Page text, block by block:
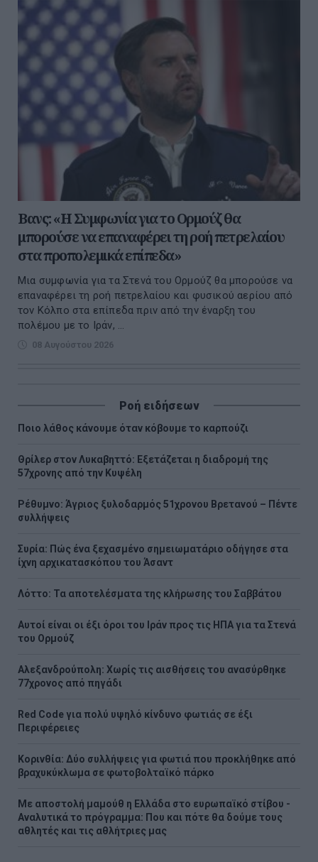
Βανς: «Η Συμφωνία για το Ορμούζ θα
μπορούσε να επαναφέρει τη ροή πετρελαίου
στα προπολεμικά επίπεδα»
Μια συμφωνία για τα Στενά του Ορμούζ θα μπορούσε να
επαναφέρει τη ροή πετρελαίου και φυσικού αερίου από
τον Κόλπο στα επίπεδα πριν από την έναρξη του
πολέμου με το Ιράν, ...
08 Αυγούστου 2026
Ροή ειδήσεων
Ποιο λάθος κάνουμε όταν κόβουμε το καρπούζι
Θρίλερ στον Λυκαβηττό: Εξετάζεται η διαδρομή της
57χρονης από την Κυψέλη
Ρέθυμνο: Άγριος ξυλοδαρμός 51χρονου Βρετανού – Πέντε
συλλήψεις
Συρία: Πώς ένα ξεχασμένο σημειωματάριο οδήγησε στα
ίχνη αρχικατασκόπου του Άσαντ
Λόττο: Τα αποτελέσματα της κλήρωσης του Σαββάτου
Αυτοί είναι οι έξι όροι του Ιράν προς τις ΗΠΑ για τα Στενά
του Ορμούζ
Αλεξανδρούπολη: Χωρίς τις αισθήσεις του ανασύρθηκε
77χρονος από πηγάδι
Red Code για πολύ υψηλό κίνδυνο φωτιάς σε έξι
Περιφέρειες
Κορινθία: Δύο συλλήψεις για φωτιά που προκλήθηκε από
βραχυκύκλωμα σε φωτοβολταϊκό πάρκο
Με αποστολή μαμούθ η Ελλάδα στο ευρωπαϊκό στίβου -
Αναλυτικά το πρόγραμμα: Που και πότε θα δούμε τους
αθλητές και τις αθλήτριες μας